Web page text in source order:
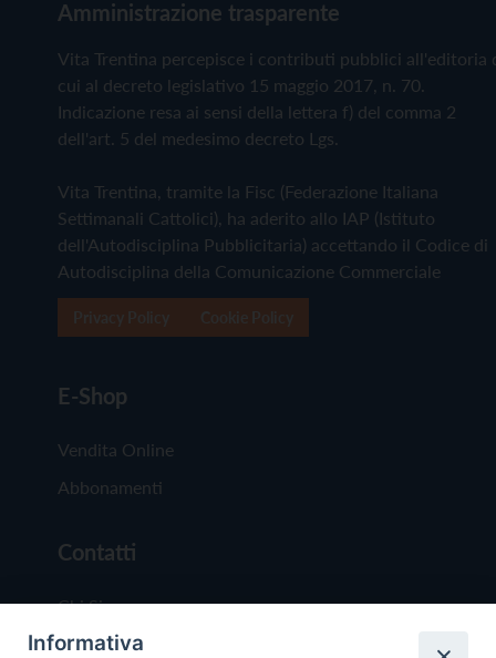
Amministrazione trasparente
Vita Trentina percepisce i contributi pubblici all'editoria
cui al decreto legislativo 15 maggio 2017, n. 70.
Indicazione resa ai sensi della lettera f) del comma 2
dell'art. 5 del medesimo decreto Lgs.
Vita Trentina, tramite la Fisc (Federazione Italiana
Settimanali Cattolici), ha aderito allo IAP (Istituto
dell'Autodisciplina Pubblicitaria) accettando il Codice di
Autodisciplina della Comunicazione Commerciale
E-Shop
Vendita Online
Abbonamenti
Contatti
Chi Siamo
Redazione
Informativa